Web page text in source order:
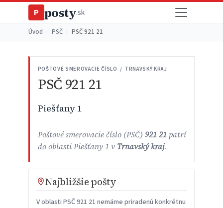
P posty.sk
Úvod PSČ PSČ 921 21
POŠTOVÉ SMEROVACIE ČÍSLO / TRNAVSKÝ KRAJ
PSČ 921 21
Piešťany 1
Poštové smerovacie číslo (PSČ) 921 21patrí
do oblasti Piešťany 1 v Trnavský kraj.
Najbližšie pošty
V oblasti PSČ 921 21 nemáme priradenú konkrétnu